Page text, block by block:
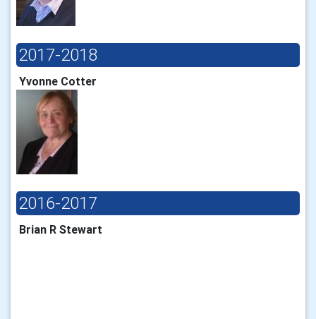
2017-2018
Yvonne Cotter
2016-2017
Brian R Stewart